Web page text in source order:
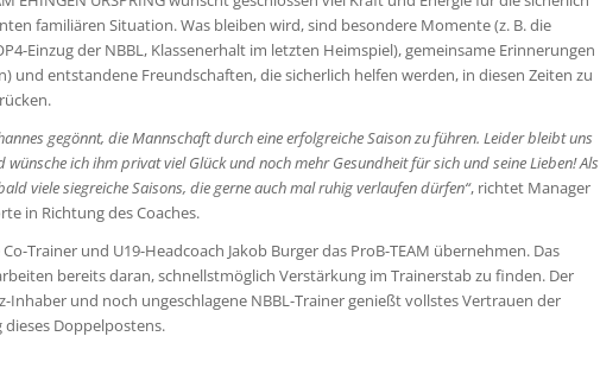
familiären Situation. Was bleiben wird, sind besondere Momente (z. B. die
Einzug der NBBL, Klassenerhalt im letzten Heimspiel), gemeinsame Erinnerungen
und entstandene Freundschaften, die sicherlich helfen werden, in diesen Zeiten zu
gegönnt, die Mannschaft durch eine erfolgreiche Saison zu führen. Leider bleibt uns
wünsche ich ihm privat viel Glück und noch mehr Gesundheit für sich und seine Lieben! Als
viele siegreiche Saisons, die gerne auch mal ruhig verlaufen dürfen“, richtet Manager
in Richtung des Coaches.
Trainer und U19-Headcoach Jakob Burger das ProB-TEAM übernehmen. Das
bereits daran, schnellstmöglich Verstärkung im Trainerstab zu finden. Der
Inhaber und noch ungeschlagene NBBL-Trainer genießt vollstes Vertrauen der
Doppelpostens.